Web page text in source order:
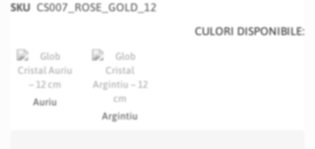
SKU CS007_ROSE_GOLD_12
CULORI DISPONIBILE:
Auriu
Argintiu